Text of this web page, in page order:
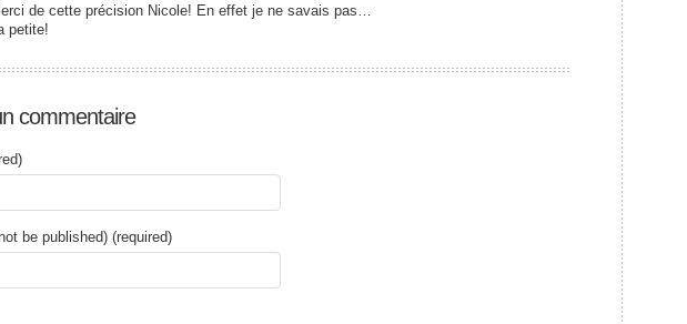
de cette précision Nicole! En effet je ne savais pas…
petite!
commentaire
be published) (required)